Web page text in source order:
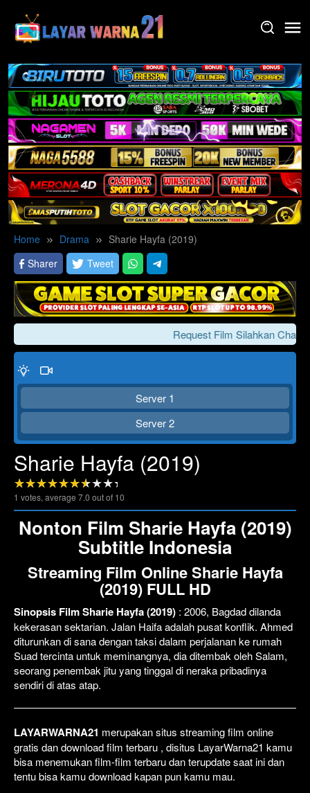
content
Home Drama
Sharie Hayfa (2019)
Sharer
Tweet
Request Film Silahkan Chat
Server 1
Server 2
Sharie Hayfa (2019)
1 votes, average 7.0 out of 10
Nonton Film Sharie Hayfa (2019)
Subtitle Indonesia
Streaming Film Online Sharie Hayfa
(2019) FULL HD
Sinopsis Film Sharie Hayfa (2019) : 2006, Bagdad dilanda
kekerasan sektarian. Jalan Haifa adalah pusat konflik. Ahmed
diturunkan di sana dengan taksi dalam perjalanan ke rumah
Suad tercinta untuk meminangnya, dia ditembak oleh Salam,
seorang penembak jitu yang tinggal di neraka pribadinya
sendiri di atas atap.
LAYARWARNA21 merupakan situs streaming film online
gratis dan download film terbaru , disitus LayarWarna21 kamu
bisa menemukan film-film terbaru dan terupdate saat ini dan
tentu bisa kamu download kapan pun kamu mau.